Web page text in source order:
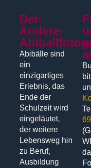
Der-
Andere-
Abibälle sind
ein
einzigartiges
Erlebnis, das
Ende der
Schulzeit wird
eingeläutet,
der weitere
Lebensweg hin
zu Beruf,
Ausbildung